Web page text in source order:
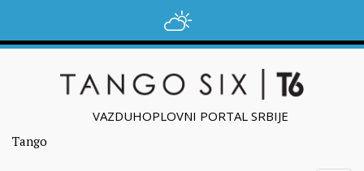
VAZDUHOPLOVNI PORTAL SRBIJE
Tango